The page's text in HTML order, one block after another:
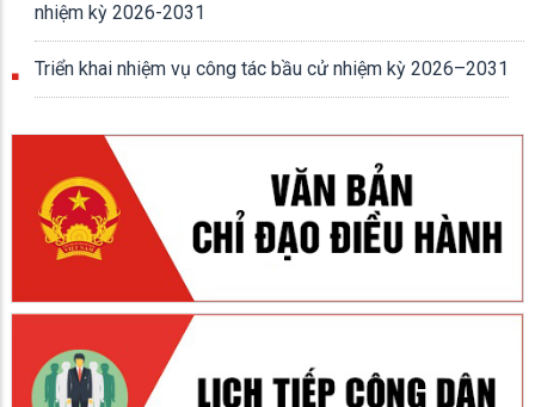
nhiệm kỳ 2026-2031
Triển khai nhiệm vụ công tác bầu cử nhiệm kỳ 2026–2031